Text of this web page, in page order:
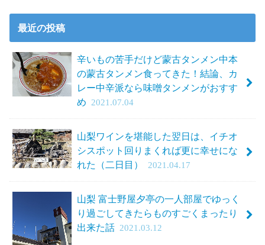
最近の投稿
辛いもの苦手だけど蒙古タンメン中本
の蒙古タンメン食ってきた！結論、カ
レー中辛派なら味噌タンメンがおすす
め
2021.07.04
山梨ワインを堪能した翌日は、イチオ
シスポット回りまくれば更に幸せにな
れた（二日目）
2021.04.17
山梨 富士野屋夕亭の一人部屋でゆっく
り過ごしてきたらものすごくまったり
出来た話 2021.03.12